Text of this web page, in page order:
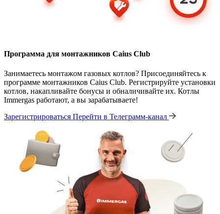
Программа для монтажников Caius Club
Занимаетесь монтажом газовых котлов? Присоединяйтесь к
программе монтажников Caius Club. Регистрируйте установки
котлов, накапливайте бонусы и обналичивайте их. Котлы
Immergas работают, а вы зарабатываете!
Зарегистрироваться Перейти в Телеграмм-канал